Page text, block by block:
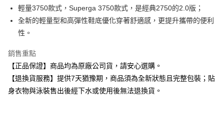
運送方式
全家取貨付款
每筆NT$80，滿NT$599(含以上)免運費
7-11取貨付款
輕量3750款式，Superga 3750款式，是經典2750的2.0版；
全新的輕量型和高彈性鞋底優化穿著舒適感，更提升攜帶的便利
性。
銷售重點
【正品保證】商品均為原廠公司貨，請安心選購。
【退換貨服務】提供7天猶豫期，商品須為全新狀態且完整包裝；貼
身衣物與泳裝售出後經下水或使用後無法退換貨。